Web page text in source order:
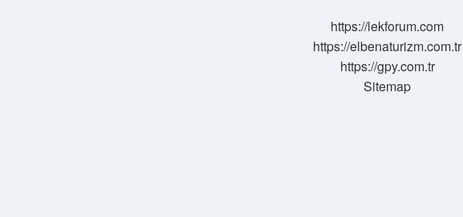
https://lekforum.com
https://elbenaturizm.com.tr
https://gpy.com.tr
Sitemap